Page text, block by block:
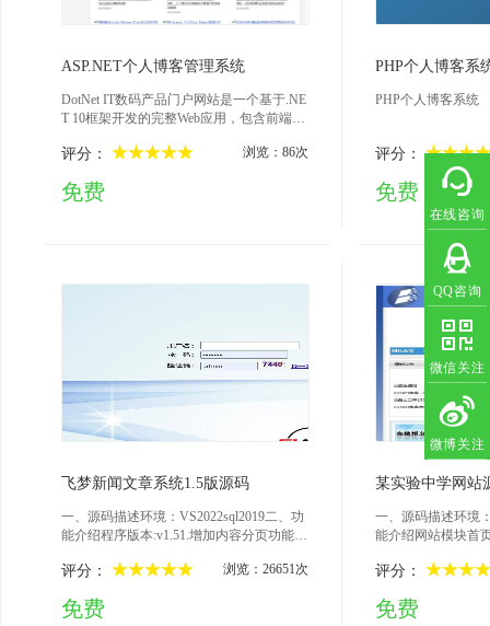
在线咨询
QQ咨询
微信关注
微博关注
ASP.NET个人博客管理系统
DotNet IT数码产品门户网站是一个基于.NE
T 10框架开发的完整Web应用，包含前端用
构，支持SQL Server 2022和SQLite双数据
等功能。
评分： 浏览：86次
免费
PHP个人博客系
PHP个人博客系统
评分：
免费
飞梦新闻文章系统1.5版源码
一、源码描述环境：VS2022sql2019二、功
能介绍程序版本:v1.51.增加内容分页功能2.
错误提示3.增加列表页分页标签文章记录数
时间段查询功能b.文章不同栏目之间的批量
评分： 浏览：26651次
免费
某实验中学网站
一、源码描述环境
能介绍网站模块首
园之星、校园论坛
统、在线报名管理
评分：
免费